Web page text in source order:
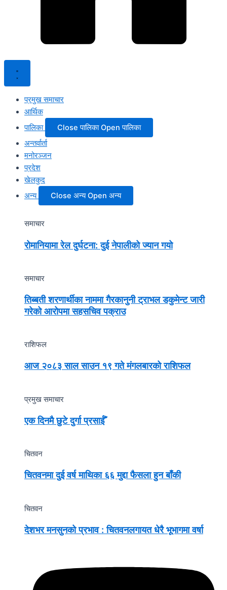
प्रमुख समाचार
आर्थिक
पालिका
Close पालिका Open पालिका
अन्तर्वार्ता
मनोरञ्जन
प्रदेश
खेलकुद
अन्य
Close अन्य Open अन्य
समाचार
रोमानियामा रेल दुर्घटना: दुई नेपालीको ज्यान गयो
समाचार
तिब्बती शरणार्थीका नाममा गैरकानुनी ट्राभल डकुमेन्ट जारी
गरेको आरोपमा सहसचिव पक्राउ
राशिफल
आज २०८३ साल साउन १९ गते मंगलबारको राशिफल
प्रमुख समाचार
एक दिनमै छुटे दुर्गा प्रसाईँ
चितवन
चितवनमा दुई वर्ष माथिका ६६ मुद्दा फैसला हुन बाँकी
चितवन
देशभर मनसुनको प्रभाव : चितवनलगायत धेरै भूभागमा वर्षा